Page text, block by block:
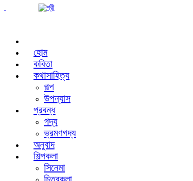
হোম
কবিতা
কথাসাহিত্য
গল্প
উপন্যাস
প্রবন্ধ
গদ্য
ভ্রমণগদ্য
অনুবাদ
শিল্পকলা
সিনেমা